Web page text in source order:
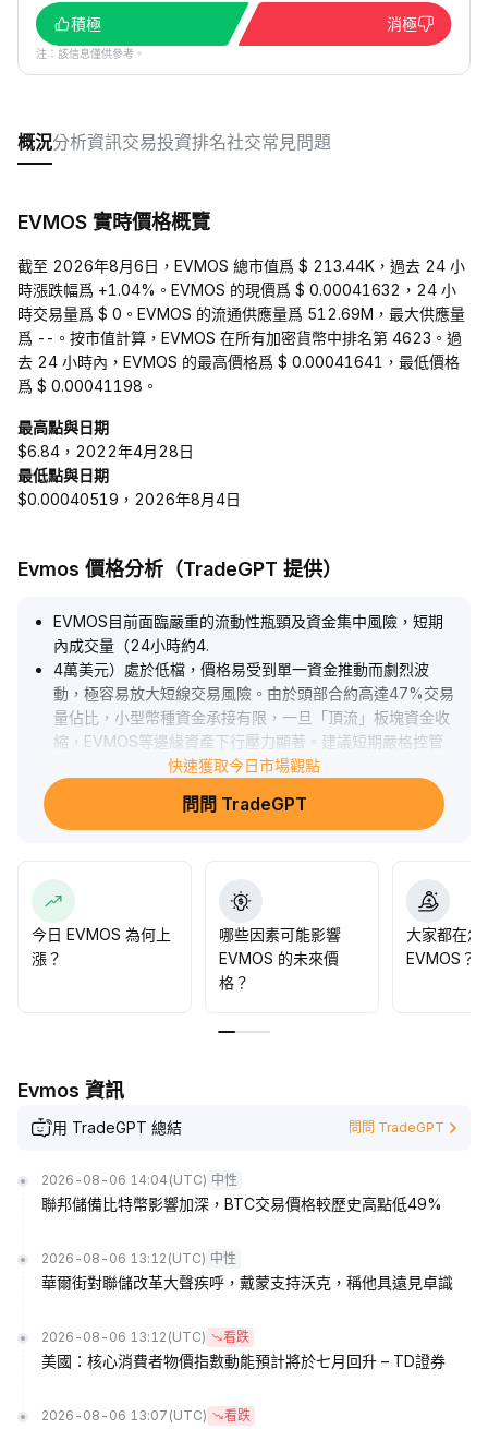
積極
消極
注：該信息僅供參考。
概況分析資訊交易投資排名社交常見問題
EVMOS 實時價格概覽
截至 2026年8月6日，EVMOS 總市值爲 $ 213.44K，過去 24 小
時漲跌幅爲 +1.04%。EVMOS 的現價爲 $ 0.00041632，24 小
時交易量爲 $ 0。EVMOS 的流通供應量爲 512.69M，最大供應量
爲 --。按市值計算，EVMOS 在所有加密貨幣中排名第 4623。過
去 24 小時內，EVMOS 的最高價格爲 $ 0.00041641，最低價格
爲 $ 0.00041198。
最高點與日期
$6.84，2022年4月28日
最低點與日期
$0.00040519，2026年8月4日
Evmos 價格分析（TradeGPT 提供）
EVMOS目前面臨嚴重的流動性瓶頸及資金集中風險，短期
內成交量（24小時約4.
4萬美元）處於低檔，價格易受到單一資金推動而劇烈波
動，極容易放大短線交易風險。由於頭部合約高達47%交易
量佔比，小型幣種資金承接有限，一旦「頂流」板塊資金收
縮，EVMOS等邊緣資產下行壓力顯著。建議短期嚴格控管
倉位，避免因流動性枯竭所帶來的被動滑點，靜候生態落地
或DeFi集成等基本面催化後再行策略佈局，中長期仍須以項
目創新與實際應用進展作為關注主軸。
快速獲取今日市場觀點
問問 TradeGPT
今日 EVMOS 為何上
漲？
哪些因素可能影響
EVMOS 的未來價
格？
大家都在怎
EVMOS？
Evmos 資訊
用 TradeGPT 總結 問問 TradeGPT
2026-08-06 14:04 (UTC) 中性
聯邦儲備比特幣影響加深，BTC交易價格較歷史高點低49%
2026-08-06 13:12 (UTC) 中性
華爾街對聯儲改革大聲疾呼，戴蒙支持沃克，稱他具遠見卓識
2026-08-06 13:12 (UTC) 看跌
美國：核心消費者物價指數動能預計將於七月回升 – TD證券
2026-08-06 13:07 (UTC) 看跌